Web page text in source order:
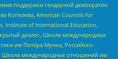
поддержки гендерной демократии
Копелева, American Councils for
Institute of International Education,
диалог, Школа международных
им Питера Мунка, Российско-
Школа международных отношений им